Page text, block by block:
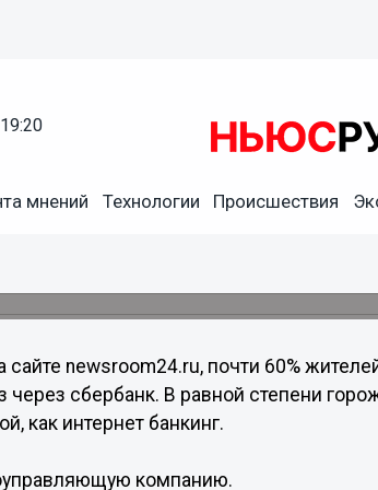
мнений Технологии Происшествия
newsroom24.ru, почти 60%
через сбербанк. В равной степени
как интернет банкинг.
компанию.